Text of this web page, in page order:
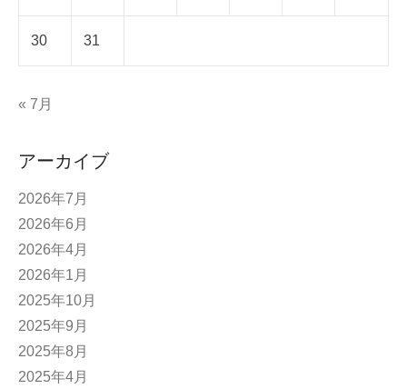
30 31
« 7月
アーカイブ
2026年7月
2026年6月
2026年4月
2026年1月
2025年10月
2025年9月
2025年8月
2025年4月